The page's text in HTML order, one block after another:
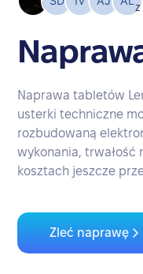
Naprawa tabletów
usterki techniczne
rozbudowaną
wykonania, trwałość
kosztach jeszcze
Zleć naprawę